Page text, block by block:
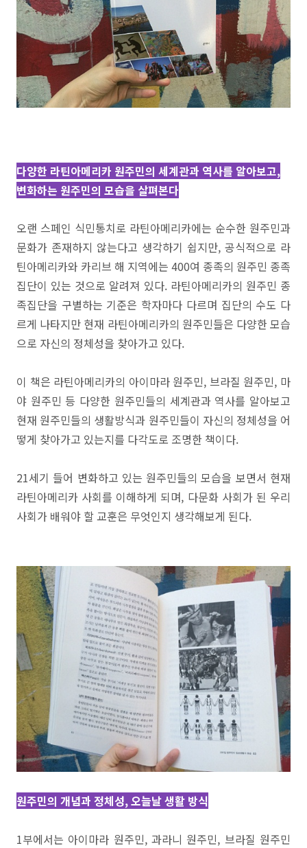
다양한 라틴아메리카 원주민의 세계관과 역사를 알아보고,
변화하는 원주민의 모습을 살펴본다
오랜 스페인 식민통치로 라틴아메리카에는 순수한 원주민과
문화가 존재하지 않는다고 생각하기 쉽지만, 공식적으로 라
틴아메리카와 카리브 해 지역에는 400여 종족의 원주민 종족
집단이 있는 것으로 알려져 있다. 라틴아메리카의 원주민 종
족집단을 구별하는 기준은 학자마다 다르며 집단의 수도 다
르게 나타지만 현재 라틴아메리카의 원주민들은 다양한 모습
으로 자신의 정체성을 찾아가고 있다.
이 책은 라틴아메리카의 아이마라 원주민, 브라질 원주민, 마
야 원주민 등 다양한 원주민들의 세계관과 역사를 알아보고
현재 원주민들의 생활방식과 원주민들이 자신의 정체성을 어
떻게 찾아가고 있는지를 다각도로 조명한 책이다.
21세기 들어 변화하고 있는 원주민들의 모습을 보면서 현재
라틴아메리카 사회를 이해하게 되며, 다문화 사회가 된 우리
사회가 배워야 할 교훈은 무엇인지 생각해보게 된다.
원주민의 개념과 정체성, 오늘날 생활 방식
1부에서는 아이마라 원주민, 과라니 원주민, 브라질 원주민